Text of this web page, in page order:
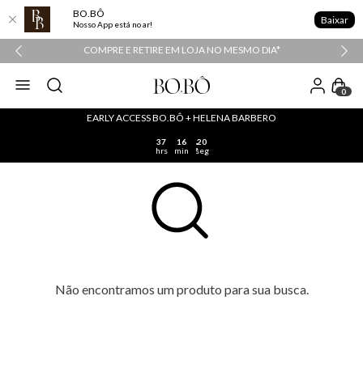
BO.BÔ
Nosso App está no ar! Baixar
COMPRE E RETIRE EM LOJA NO MESMO DIA*
0
EARLY ACCESS BO.BÔ + HELENA BARBERO
37
hrs
16
min
20
seg
Não encontramos um produto para sua busca.